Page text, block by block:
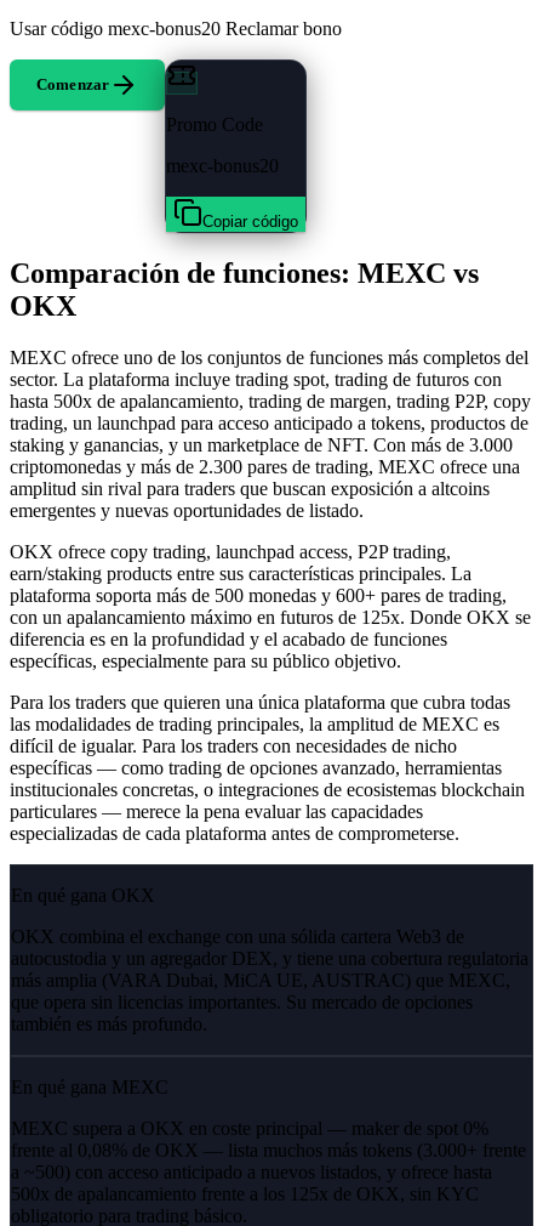
Usar código mexc-bonus20 Reclamar bono
Comenzar
Promo Code
mexc-bonus20
Copiar código
Comparación de funciones: MEXC vs
OKX
MEXC ofrece uno de los conjuntos de funciones más completos del
sector. La plataforma incluye trading spot, trading de futuros con
hasta 500x de apalancamiento, trading de margen, trading P2P, copy
trading, un launchpad para acceso anticipado a tokens, productos de
staking y ganancias, y un marketplace de NFT. Con más de 3.000
criptomonedas y más de 2.300 pares de trading, MEXC ofrece una
amplitud sin rival para traders que buscan exposición a altcoins
emergentes y nuevas oportunidades de listado.
OKX ofrece copy trading, launchpad access, P2P trading,
earn/staking products entre sus características principales. La
plataforma soporta más de 500 monedas y 600+ pares de trading,
con un apalancamiento máximo en futuros de 125x. Donde OKX se
diferencia es en la profundidad y el acabado de funciones
específicas, especialmente para su público objetivo.
Para los traders que quieren una única plataforma que cubra todas
las modalidades de trading principales, la amplitud de MEXC es
difícil de igualar. Para los traders con necesidades de nicho
específicas — como trading de opciones avanzado, herramientas
institucionales concretas, o integraciones de ecosistemas blockchain
particulares — merece la pena evaluar las capacidades
especializadas de cada plataforma antes de comprometerse.
En qué gana OKX
OKX combina el exchange con una sólida cartera Web3 de
autocustodia y un agregador DEX, y tiene una cobertura regulatoria
más amplia (VARA Dubai, MiCA UE, AUSTRAC) que MEXC,
que opera sin licencias importantes. Su mercado de opciones
también es más profundo.
En qué gana MEXC
MEXC supera a OKX en coste principal — maker de spot 0%
frente al 0,08% de OKX — lista muchos más tokens (3.000+ frente
a ~500) con acceso anticipado a nuevos listados, y ofrece hasta
500x de apalancamiento frente a los 125x de OKX, sin KYC
obligatorio para trading básico.